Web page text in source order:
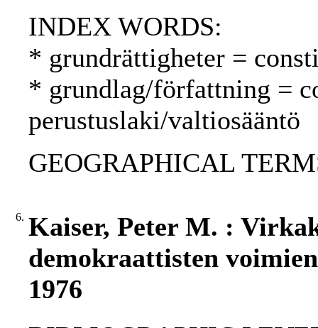
INDEX WORDS:
* grundrättigheter =
* grundlag/författning =
perustuslaki/valtiosääntö
GEOGRAPHICAL
6. Kaiser, Peter M. :
demokraattisten
1976